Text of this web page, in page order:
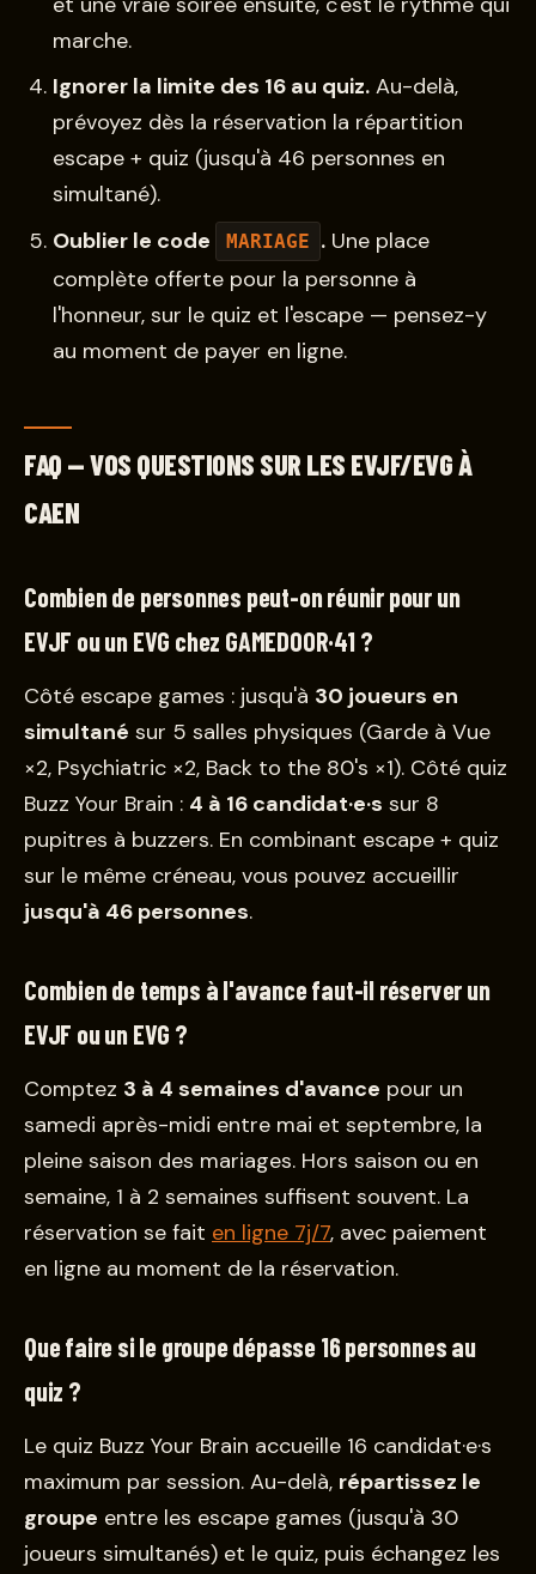
marche.
Ignorer la limite des 16 au quiz. Au-delà,
prévoyez dès la réservation la répartition
escape + quiz (jusqu'à 46 personnes en
simultané).
Oublier le code
MARIAGE . Une place
complète offerte pour la personne à
l'honneur, sur le quiz et l'escape — pensez-y
au moment de payer en ligne.
FAQ — VOS QUESTIONS SUR LES EVJF/EVG À
CAEN
Combien de personnes peut-on réunir pour un
EVJF ou un EVG chez GAMEDOOR·41 ?
Côté escape games : jusqu'à 30 joueurs en
simultané sur 5 salles physiques (Garde à Vue
×2, Psychiatric ×2, Back to the 80's ×1). Côté quiz
Buzz Your Brain : 4 à 16 candidat·e·s sur 8
pupitres à buzzers. En combinant escape + quiz
sur le même créneau, vous pouvez accueillir
jusqu'à 46 personnes.
Combien de temps à l'avance faut-il réserver un
EVJF ou un EVG ?
Comptez 3 à 4 semaines d'avance pour un
samedi après-midi entre mai et septembre, la
pleine saison des mariages. Hors saison ou en
semaine, 1 à 2 semaines suffisent souvent. La
réservation se fait en ligne 7j/7, avec paiement
en ligne au moment de la réservation.
Que faire si le groupe dépasse 16 personnes au
quiz ?
Le quiz Buzz Your Brain accueille 16 candidat·e·s
maximum par session. Au-delà, répartissez le
groupe entre les escape games (jusqu'à 30
joueurs simultanés) et le quiz, puis échangez les